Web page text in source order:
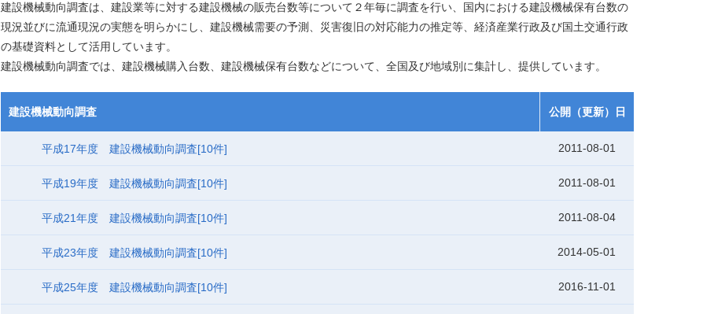
建設機械動向調査は、建設業等に対する建設機械の販売台数等について２年毎に調査を行い、国内における建設機械保有台数の
現況並びに流通現況の実態を明らかにし、建設機械需要の予測、災害復旧の対応能力の推定等、経済産業行政及び国土交通行政
の基礎資料として活用しています。
建設機械動向調査では、建設機械購入台数、建設機械保有台数などについて、全国及び地域別に集計し、提供しています。
建設機械動向調査 公開（更新）日
平成17年度 建設機械動向調査[10件] 2011-08-01
平成19年度 建設機械動向調査[10件] 2011-08-01
平成21年度 建設機械動向調査[10件] 2011-08-04
平成23年度 建設機械動向調査[10件] 2014-05-01
平成25年度 建設機械動向調査[10件] 2016-11-01